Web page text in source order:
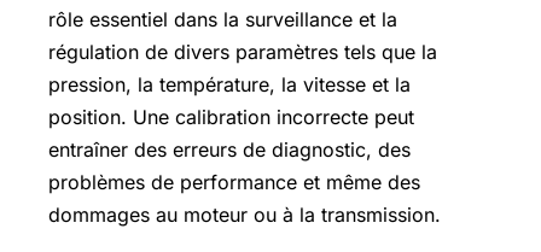
rôle essentiel dans la surveillance et la
régulation de divers paramètres tels que la
pression, la température, la vitesse et la
position. Une calibration incorrecte peut
entraîner des erreurs de diagnostic, des
problèmes de performance et même des
dommages au moteur ou à la transmission.